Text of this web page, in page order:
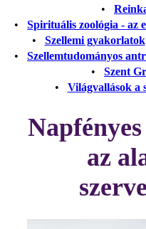
•
• Spirituális zoológia - az
• Szellemi gyakorlatok
• Szellemtudományos
• Szent
• Világvallások a
az